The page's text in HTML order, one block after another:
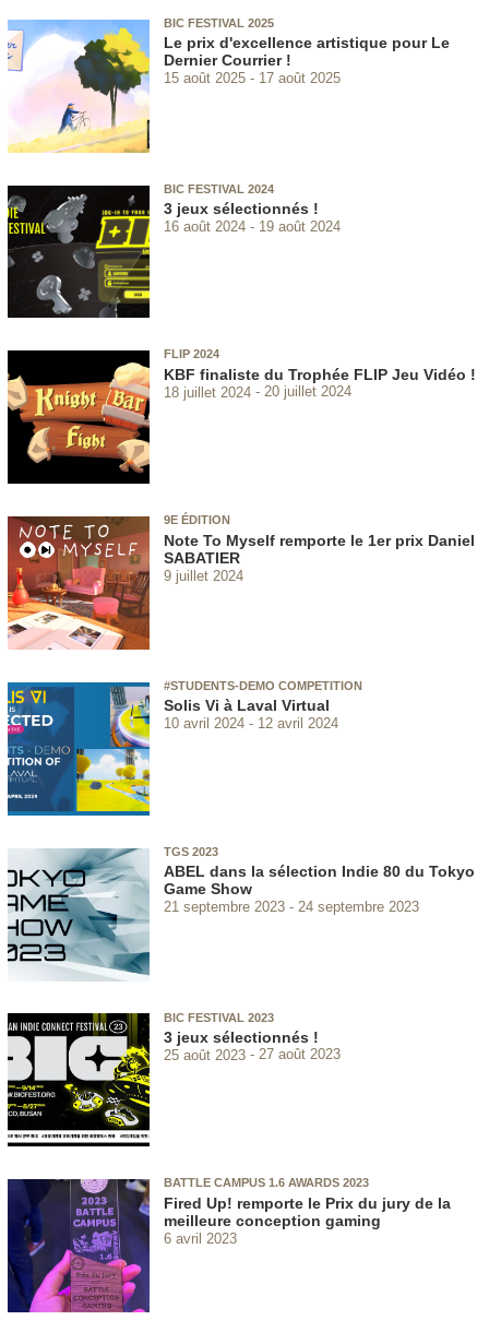
BIC FESTIVAL 2025
Le prix d'excellence artistique pour Le
Dernier Courrier !
15 août 2025 17 août 2025
BIC FESTIVAL 2024
3 jeux sélectionnés !
16 août 2024 19 août 2024
FLIP 2024
KBF finaliste du Trophée FLIP Jeu Vidéo !
18 juillet 2024 20 juillet 2024
9E ÉDITION
Note To Myself remporte le 1er prix Daniel
SABATIER
9 juillet 2024
#STUDENTS-DEMO COMPETITION
Solis Vi à Laval Virtual
10 avril 2024 12 avril 2024
TGS 2023
ABEL dans la sélection Indie 80 du Tokyo
Game Show
21 septembre 2023 24 septembre 2023
BIC FESTIVAL 2023
3 jeux sélectionnés !
25 août 2023 27 août 2023
BATTLE CAMPUS 1.6 AWARDS 2023
Fired Up! remporte le Prix du jury de la
meilleure conception gaming
6 avril 2023